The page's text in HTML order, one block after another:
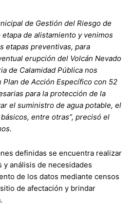
de Gestión del Riesgo de
de alistamiento y venimos
etapas preventivas, para
erupción del Volcán Nevado
de Calamidad Pública nos
de Acción Específico con 52
para la protección de la
el suministro de agua potable, el
entre otras”, precisó el
definidas se encuentra realizar
y análisis de necesidades
de los datos mediante censos
de afectación y brindar